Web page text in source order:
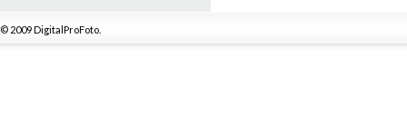
© 2009 DigitalProFoto.